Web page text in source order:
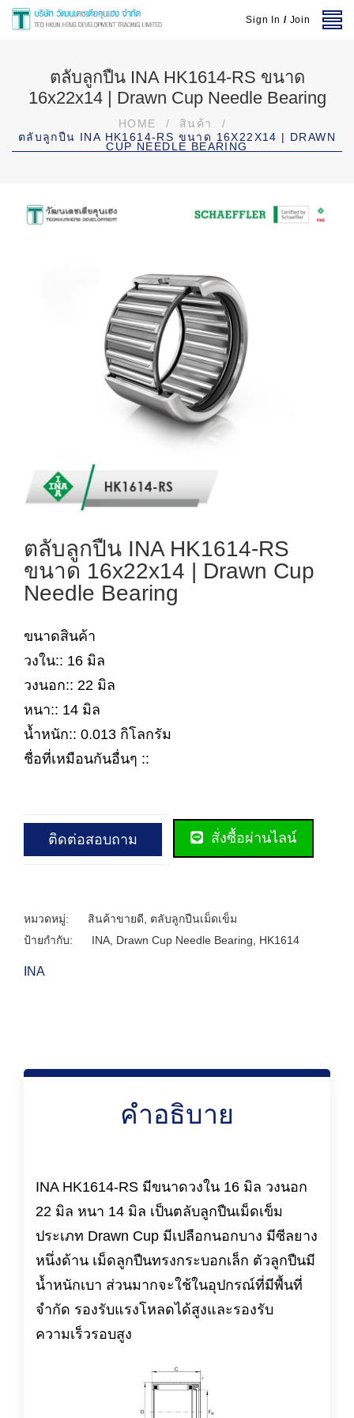
Sign In / Join
ตลับลูกปืน INA HK1614-RS ขนาด
16x22x14 | Drawn Cup Needle Bearing
HOME / สินค้า
/
ตลับลูกปืน INA HK1614-RS ขนาด 16X22X14 | DRAWN
CUP NEEDLE BEARING
ตลับลูกปืน INA HK1614-RS
ขนาด 16x22x14 | Drawn Cup
Needle Bearing
ขนาดสินค้า
วงใน:: 16 มิล
วงนอก:: 22 มิล
หนา:: 14 มิล
น้ำหนัก:: 0.013 กิโลกรัม
ชื่อที่เหมือนกันอื่นๆ ::
ติดต่อสอบถาม สั่งซื้อผ่านไลน์
หมวดหมู่: สินค้าขายดี
ตลับลูกปืนเม็ดเข็ม
ป้ายกำกับ:
INA Drawn Cup Needle Bearing HK1614
INA
คำอธิบาย
INA HK1614-RS มีขนาดวงใน 16 มิล วงนอก
22 มิล หนา 14 มิล เป็นตลับลูกปืนเม็ดเข็ม
ประเภท Drawn Cup มีเปลือกนอกบาง มีซีลยาง
หนึ่งด้าน เม็ดลูกปืนทรงกระบอกเล็ก ตัวลูกปืนมี
น้ำหนักเบา ส่วนมากจะใช้ในอุปกรณ์ที่มีพื้นที่
จำกัด รองรับแรงโหลดได้สูงและรองรับ
ความเร็วรอบสูง